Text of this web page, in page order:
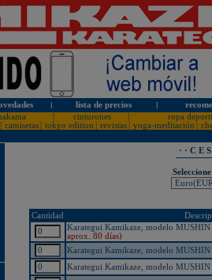
l lista de precios l
cinturones
ropa
camisetas tokyo edition revistas yoga-meditación
· · C E
Cantidad
Karategui Kamikaze, modelo
aprox. 80 días)
Karategui Kamikaze, modelo
Karategui Kamikaze, modelo